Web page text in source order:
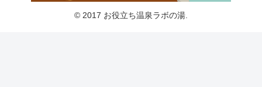
© 2017 お役立ち温泉ラボの湯.